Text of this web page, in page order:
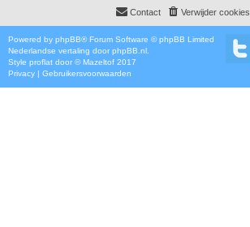
Verwijder cookies
Contact
Powered by phpBB® Forum Software © phpBB Limited
Nederlandse vertaling door phpBB.nl
Style proflat door ©Mazeltof 2017
Privacy | Gebruikersvoorwaarden